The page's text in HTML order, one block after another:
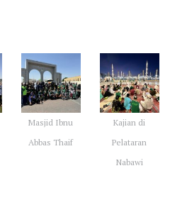
Masjid Ibnu
Abbas Thaif
Kajian di
Pelataran
Nabawi